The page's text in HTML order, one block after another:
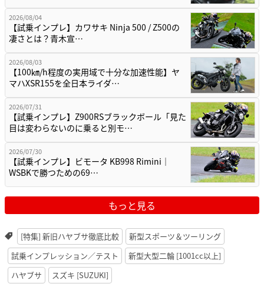
2026/08/04
【試乗インプレ】カワサキ Ninja 500 / Z500の
凄さとは？青木宣…
2026/08/03
【100㎞/h程度の実用域で十分な加速性能】ヤ
マハXSR155を全日本ライダ…
2026/07/31
【試乗インプレ】Z900RSブラックボール「見た
目は変わらないのに乗ると別モ…
2026/07/30
【試乗インプレ】ビモータ KB998 Rimini｜
WSBKで勝つための69…
もっと見る
[特集] 新旧ハヤブサ徹底比較
新型スポーツ＆ツーリング
試乗インプレッション／テスト
新型大型二輪 [1001cc以上]
ハヤブサ
スズキ [SUZUKI]